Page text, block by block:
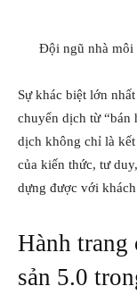
Đội ngũ nhà môi
Sự khác biệt lớn
chuyển dịch từ “bán
dịch không chỉ là kết
của kiến thức, tư
dựng được với
Hành trang
sản 5.0